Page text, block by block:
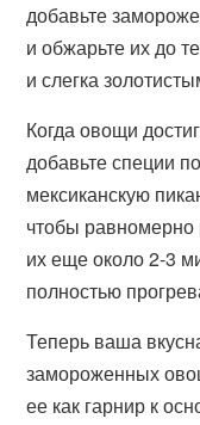
добавьте
и обжарьте их до
и слегка
Когда овощи
добавьте специи
мексиканскую
чтобы равномерно
их еще около 2-3
полностью
Теперь ваша
замороженных
ее как гарнир к